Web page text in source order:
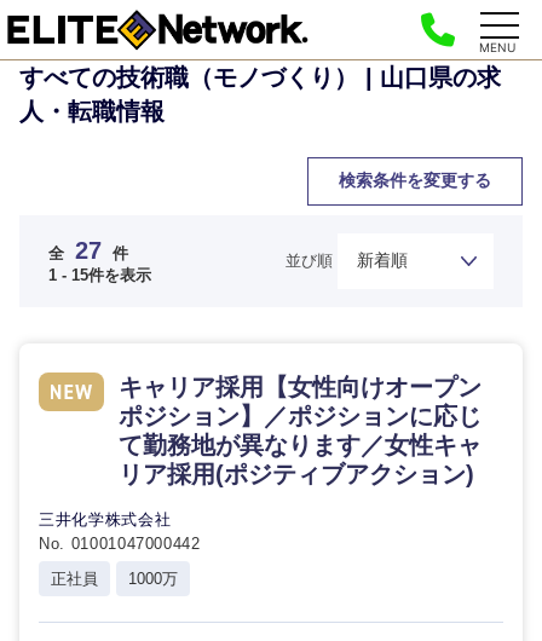
MENU
すべての技術職（モノづくり） | 山口県の求
人・転職情報
検索条件を変更する
全 27 件
1 - 15件を表示
並び順
キャリア採用【女性向けオープン
ポジション】／ポジションに応じ
て勤務地が異なります／女性キャ
リア採用(ポジティブアクション)
三井化学株式会社
No. 01001047000442
正社員
1000万